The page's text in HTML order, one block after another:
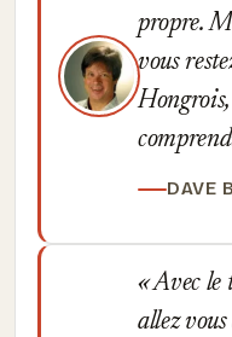
propre.
vous
DAVE
Avec le
allez